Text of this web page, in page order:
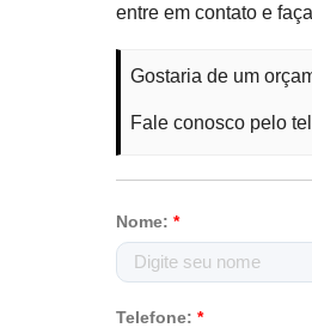
entre em contato e
Gostaria de um
Fale conosco pelo
Nome:*
Telefone:*